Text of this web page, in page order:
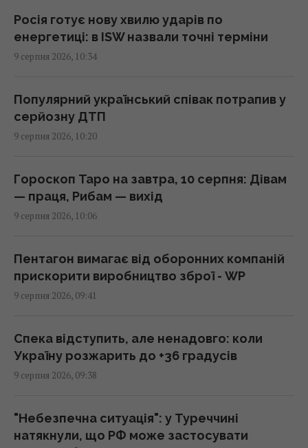
облаштували
09:38 неділя, 09 серпня 2026
Харкові: зруйновані верхні поверхи, є
загиблі
09:30 неділя, 09 серпня 2026
Деякі жінки можуть вийти на пенсію раніше
за 60 років: як скористатия пільгою
09:30 неділя, 09 серпня 2026
Каспрів Верх: піднятися на одну з
найвищих гір Татр – і не лише вижити, а й
зекономити 2000 гривень
Основний напрямок – Одещина: у
Повітряних силах розкрили деталі
Росія готує нову хвилю ударів по
енергетиці: в ISW назвали точні терміни
9 серпня 2026, 10:34
Популярний український співак потрапив у
серйозну ДТП
9 серпня 2026, 10:20
Гороскоп Таро на завтра, 10 серпня: Дівам
— праця, Рибам — вихід
9 серпня 2026, 10:06
Пентагон вимагає від оборонних компаній
прискорити виробництво зброї - WP
9 серпня 2026, 09:41
Спека відступить, але ненадовго: коли
Україну розжарить до +36 градусів
9 серпня 2026, 09:38
"Небезпечна ситуація": у Туреччині
натякнули, що РФ може застосувати